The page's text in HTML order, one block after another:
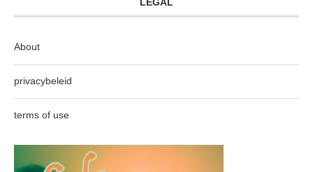
LEGAL
About
privacybeleid
terms of use